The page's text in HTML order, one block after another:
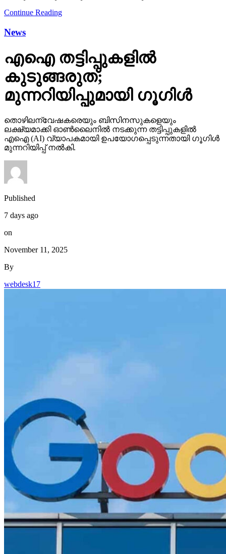
Continue Reading
News
എഐ തട്ടിപ്പുകളില്‍
കുടുങ്ങരുത്;
മുന്നറിയിപ്പുമായി ഗൂഗിള്‍
തൊഴിലന്വേഷകരെയും ബിസിനസുകളെയും
ലക്ഷ്യമാക്കി ഓണ്‍ലൈനില്‍ നടക്കുന്ന തട്ടിപ്പുകളില്‍
എഐ (AI) വ്യാപകമായി ഉപയോഗപ്പെടുന്നതായി ഗൂഗിള്‍
മുന്നറിയിപ്പ് നല്‍കി.
Published
7 days ago
on
November 11, 2025
By
webdesk17